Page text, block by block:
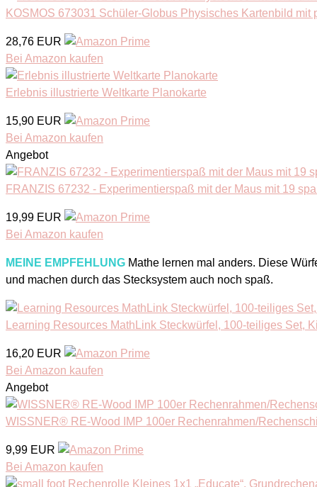
KOSMOS 673031 Schüler-Globus Physisches Kartenbild mit
28,76 EUR
Bei Amazon kaufen
Erlebnis illustrierte Weltkarte Planokarte
15,90 EUR
Bei Amazon kaufen
Angebot
FRANZIS 67232 - Experimentierspaß mit der Maus mit 19
19,99 EUR
Bei Amazon kaufen
MEINE EMPFEHLUNG Mathe lernen mal anders. Diese
und machen durch das Stecksystem auch noch spaß.
Learning Resources MathLink Steckwürfel, 100-teiliges Set,
16,20 EUR
Bei Amazon kaufen
Angebot
WISSNER® RE-Wood IMP 100er Rechenrahmen/
9,99 EUR
Bei Amazon kaufen